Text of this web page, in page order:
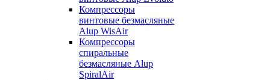
Компрессоры
винтовые безмасляные
Alup WisAir
Компрессоры
спиральные
безмасляные Alup
SpiralAir